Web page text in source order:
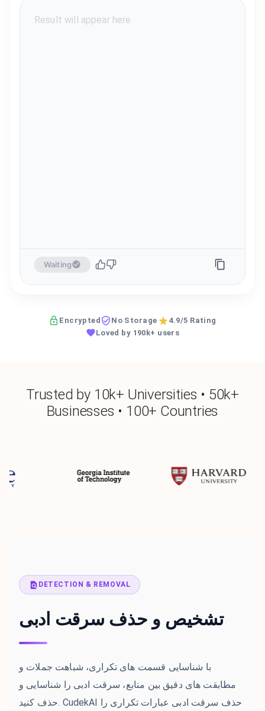
Waiting
Encrypted No Storage
4.9/5 Rating
Loved by 190k+ users
Trusted by 10k+ Universities • 50k+
Businesses • 100+ Countries
DETECTION & REMOVAL
تشخیص و حذف سرقت ادبی
با شناسایی قسمت های تکراری، شباهت جملات و
مطابقت های دقیق بین منابع، سرقت ادبی را شناسایی و
حذف کنید. CudekAI حذف سرقت ادبی عبارات تکراری را